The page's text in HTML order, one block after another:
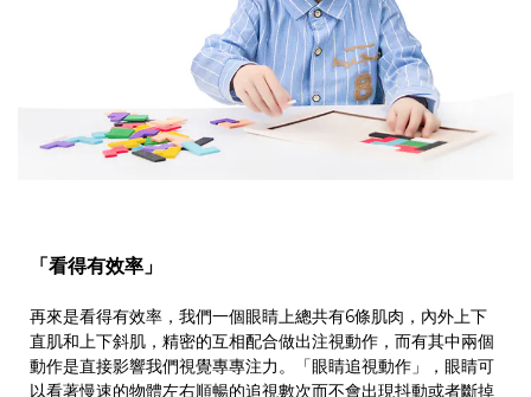
「看得有效率」
再來是看得有效率，我們一個眼睛上總共有6條肌肉，內外上下
直肌和上下斜肌，精密的互相配合做出注視動作，而有其中兩個
動作是直接影響我們視覺專專注力。「眼睛追視動作」，眼睛可
以看著慢速的物體左右順暢的追視數次而不會出現抖動或者斷掉